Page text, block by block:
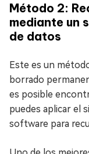
Método 2:
mediante un
de datos
Este es un
borrado
es posible
puedes aplicar el
software para